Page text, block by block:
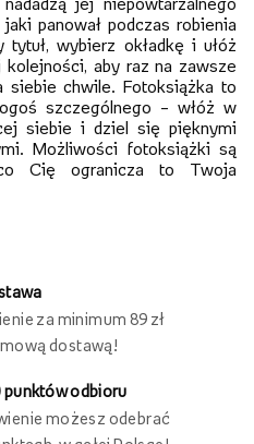
jej niepowtarzalnego
panował podczas robienia
tytuł, wybierz okładkę i ułóż
aby raz na zawsze
siebie chwile. Fotoksiążka to
szczególnego – włóż w
siebie i dziel się pięknymi
Możliwości fotoksiążki są
Cię ogranicza to Twoja
za minimum 89 zł
dostawą!
punktów odbioru
możesz odebrać